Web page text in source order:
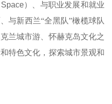
Space）、与职业发展和就业
与新西兰“全黑队”橄榄球队
兰城市游、怀赫克岛文化之
特色文化，探索城市景观和